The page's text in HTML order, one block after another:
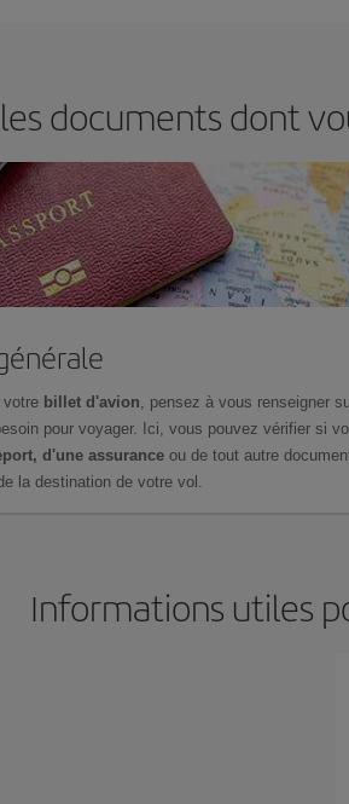
documents dont
votre billet d'avion, pensez à vous renseigner
pour voyager. Ici, vous pouvez vérifier si
d'une assurance ou de tout autre
la destination de votre vol.
Informations utiles